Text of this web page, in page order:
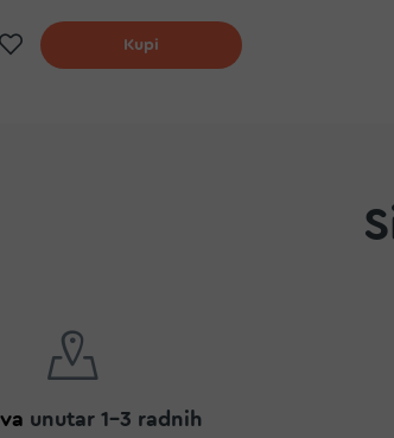
Dodaj na listu želja
Kupi
unutar 1-3 radnih